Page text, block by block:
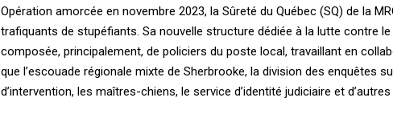
Opération amorcée en novembre 2023, la ­Sûreté du ­Québec (SQ) de la
trafiquants de stupéfiants. Sa nouvelle structure dédiée à la lutte contre
composée, principalement, de policiers du poste local, travaillant en
que l’escouade régionale mixte de ­Sherbrooke, la division des enquêtes
d’intervention, les ­maîtres-chiens, le service d’identité judiciaire et